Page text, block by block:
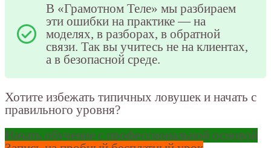
В «Грамотном Теле» мы разбираем
эти ошибки на практике — на
моделях, в разборах, в обратной
связи. Так вы учитесь не на клиентах,
а в безопасной среде.
Хотите избежать типичных ловушек и начать с
правильного уровня?
Начать обучение с профессиональной основой